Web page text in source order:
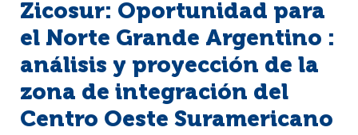
Zicosur: Oportunidad para
el Norte Grande Argentino :
análisis y proyección de la
zona de integración del
Centro Oeste Suramericano